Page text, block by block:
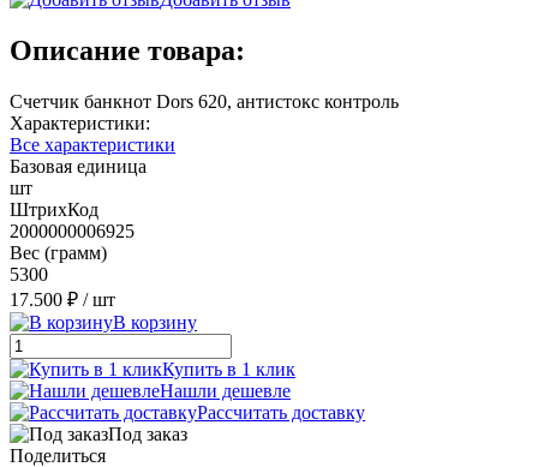
Описание товара:
Счетчик банкнот Dors 620, антистокс контроль
Характеристики:
Все характеристики
Базовая единица
шт
ШтрихКод
2000000006925
Вес (грамм)
5300
17.500 ₽ / шт
В корзину
Купить в 1 клик
Нашли дешевле
Рассчитать доставку
Под заказ
Поделиться